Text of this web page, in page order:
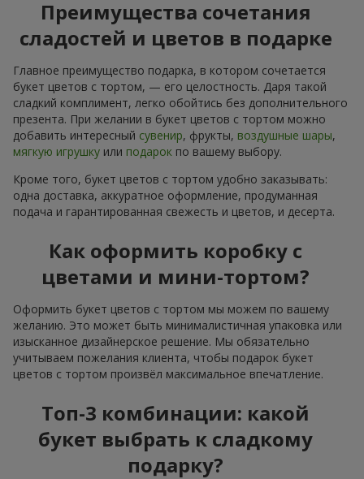
Преимущества сочетания
сладостей и цветов в подарке
Главное преимущество подарка, в котором сочетается
букет цветов с тортом, — его целостность. Даря такой
сладкий комплимент, легко обойтись без дополнительного
презента. При желании в букет цветов с тортом можно
добавить интересный сувенир, фрукты, воздушные шары,
мягкую игрушку или подарок по вашему выбору.
Кроме того, букет цветов с тортом удобно заказывать:
одна доставка, аккуратное оформление, продуманная
подача и гарантированная свежесть и цветов, и десерта.
Как оформить коробку с
цветами и мини-тортом?
Оформить букет цветов с тортом мы можем по вашему
желанию. Это может быть минималистичная упаковка или
изысканное дизайнерское решение. Мы обязательно
учитываем пожелания клиента, чтобы подарок букет
цветов с тортом произвёл максимальное впечатление.
Топ-3 комбинации: какой
букет выбрать к сладкому
подарку?